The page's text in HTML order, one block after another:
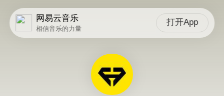
网易云音乐
相信音乐的力量
打开App